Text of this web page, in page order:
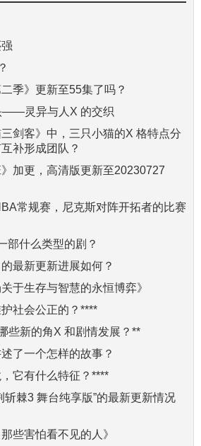
季》更新至55集了吗？
——灵异与人X 的交织
三剑客》中，三只小猫的X 格特点分
补形成团队？
加更，高清版更新至20230727
常规赛，尼克斯对阵开拓者的比赛
部什么类型的剧？
最新更新进展如何？
于生存与智慧的永恒博弈》
社会公正的？****
些新的角X 和剧情发展？**
了一个怎样的故事？
它有什么特征？****
斩棘3 舞台纯享版”的最新更新情况
些害怕看不见的人》